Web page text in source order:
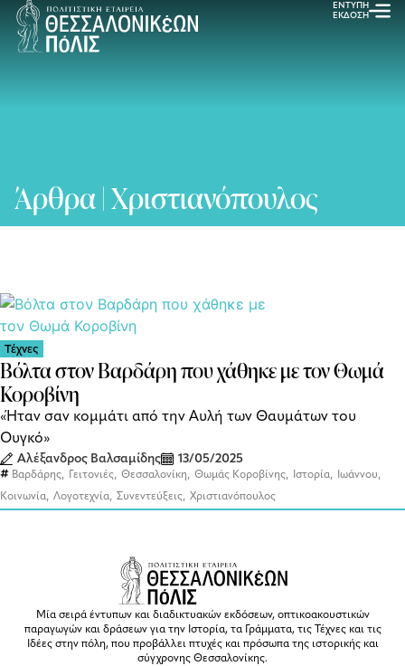
ΕΝΤΥΠΗ
ΕΚΔΟΣΗ
Άρθρα | Χριστιανόπουλος
Τέχνες
Βόλτα στον Βαρδάρη που χάθηκε με τον Θωμά
Κοροβίνη
«Ήταν σαν κομμάτι από την Αυλή των Θαυμάτων του
Ουγκό»
Αλέξανδρος Βαλσαμίδης 13/05/2025
Βαρδάρης, Γειτονιές, Θεσσαλονίκη, Θωμάς Κοροβίνης, Ιστορία, Ιωάννου,
Κοινωνία, Λογοτεχνία, Συνεντεύξεις, Χριστιανόπουλος
Μία σειρά έντυπων και διαδικτυακών εκδόσεων, οπτικοακουστικών
παραγωγών και δράσεων για την Ιστορία, τα Γράμματα, τις Τέχνες και τις
Ιδέες στην πόλη, που προβάλλει πτυχές και πρόσωπα της ιστορικής και
σύγχρονης Θεσσαλονίκης.